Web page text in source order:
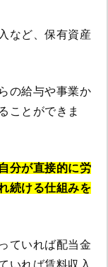
など、保有資産
の給与や事業か
ことができま
分が直接的に労
続ける仕組みを
ていれば配当金
いれば賃料収入